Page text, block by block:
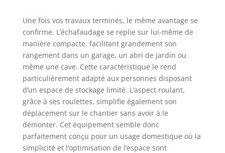
et est ideal sur le
chantier. ✅
𝐐𝐔𝐀𝐋𝐈𝐓𝐄́ 𝐄𝐋𝐄𝐕𝐄́𝐄
- L'échafaudage
correspond à la
norme légale N-
EN 1004 avec
certificat TÜV.
Attention, hauteur
de travail de 3
mètres ; la plate-
forme est 1 mètre
de hauteur, et
Une fois vos travaux terminés, le même avantage se
confirme. L’échafaudage se replie sur lui-même de
manière compacte, facilitant grandement son
rangement dans un garage, un abri de jardin ou
même une cave. Cette caractéristique le rend
particulièrement adapté aux personnes disposant
d’un espace de stockage limité. L’aspect roulant,
grâce à ses roulettes, simplifie également son
déplacement sur le chantier sans avoir à le
démonter. Cet équipement semble donc
parfaitement conçu pour un usage domestique où la
simplicité et l’optimisation de l’espace sont